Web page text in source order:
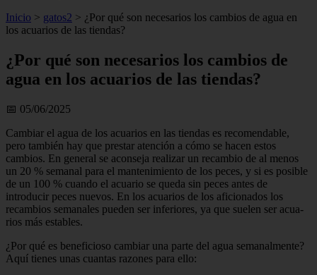
Inicio > gatos2 > ¿Por qué son necesarios los cambios de agua en
los acuarios de las tiendas?
¿Por qué son necesarios los cambios de
agua en los acuarios de las tiendas?
📅 05/06/2025
Cambiar el agua de los acuarios en las tiendas es recomendable,
pero también hay que prestar atención a cómo se hacen estos
cambios. En general se aconseja realizar un recambio de al menos
un 20 % semanal para el man­tenimiento de los peces, y si es posible
de un 100 % cuando el acuario se que­da sin peces antes de
introducir peces nuevos. En los acuarios de los aficio­nados los
recambios semanales pueden ser inferiores, ya que suelen ser acua­
rios más estables.
¿Por qué es beneficioso cambiar una parte del agua semanalmente?
Aquí tienes unas cuantas razones para ello: